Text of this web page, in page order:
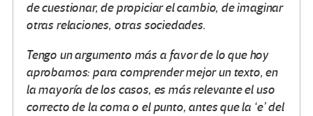
de cuestionar, de propiciar el cambio, de imaginar
otras relaciones, otras sociedades.
Tengo un argumento más a favor de lo que hoy
aprobamos: para comprender mejor un texto, en
la mayoría de los casos, es más relevante el uso
correcto de la coma o el punto, antes que la ‘e’ del